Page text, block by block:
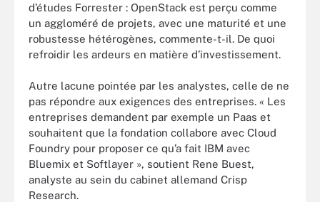
d’études Forrester : OpenStack est perçu comme
un aggloméré de projets, avec une maturité et une
robustesse hétérogènes, commente-t-il. De quoi
refroidir les ardeurs en matière d’investissement.
Autre lacune pointée par les analystes, celle de ne
pas répondre aux exigences des entreprises. « Les
entreprises demandent par exemple un Paas et
souhaitent que la fondation collabore avec Cloud
Foundry pour proposer ce qu’a fait IBM avec
Bluemix et Softlayer », soutient Rene Buest,
analyste au sein du cabinet allemand Crisp
Research.